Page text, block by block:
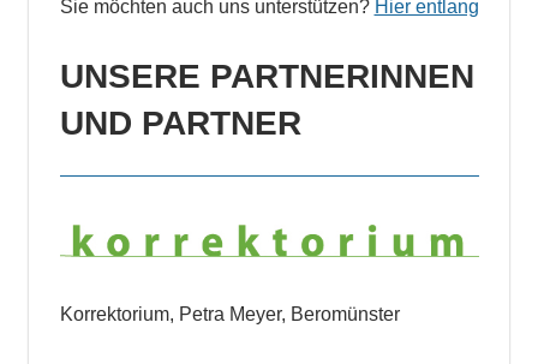
Sie möchten auch uns unterstützen? Hier entlang
UNSERE PARTNERINNEN
UND PARTNER
Korrektorium, Petra Meyer, Beromünster